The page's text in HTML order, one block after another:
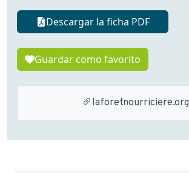
Descargar la ficha PDF
Guardar como favorito
laforetnourriciere.org